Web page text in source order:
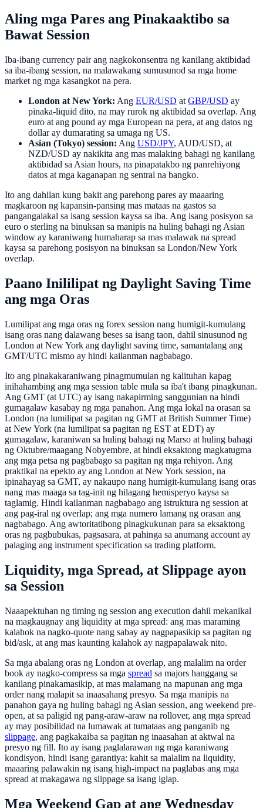
Aling mga Pares ang Pinakaaktibo sa
Bawat Session
Iba-ibang currency pair ang nagkokonsentra ng kanilang aktibidad
sa iba-ibang session, na malawakang sumusunod sa mga home
market ng mga kasangkot na pera.
London at New York: Ang EUR/USD at GBP/USD ay
pinaka-liquid dito, na may rurok ng aktibidad sa overlap. Ang
euro at ang pound ay mga European na pera, at ang datos ng
dollar ay dumarating sa umaga ng US.
Asian (Tokyo) session: Ang USD/JPY, AUD/USD, at
NZD/USD ay nakikita ang mas malaking bahagi ng kanilang
aktibidad sa Asian hours, na pinapatakbo ng panrehiyong
datos at mga kaganapan ng sentral na bangko.
Ito ang dahilan kung bakit ang parehong pares ay maaaring
magkaroon ng kapansin-pansing mas mataas na gastos sa
pangangalakal sa isang session kaysa sa iba. Ang isang posisyon sa
euro o sterling na binuksan sa manipis na huling bahagi ng Asian
window ay karaniwang humaharap sa mas malawak na spread
kaysa sa parehong posisyon na binuksan sa London/New York
overlap.
Paano Inililipat ng Daylight Saving Time
ang mga Oras
Lumilipat ang mga oras ng forex session nang humigit-kumulang
isang oras nang dalawang beses sa isang taon, dahil sinusunod ng
London at New York ang daylight saving time, samantalang ang
GMT/UTC mismo ay hindi kailanman nagbabago.
Ito ang pinakakaraniwang pinagmumulan ng kalituhan kapag
inihahambing ang mga session table mula sa iba't ibang pinagkunan.
Ang GMT (at UTC) ay isang nakapirming sanggunian na hindi
gumagalaw kasabay ng mga panahon. Ang mga lokal na orasan sa
London (na lumilipat sa pagitan ng GMT at British Summer Time)
at New York (na lumilipat sa pagitan ng EST at EDT) ay
gumagalaw, karaniwan sa huling bahagi ng Marso at huling bahagi
ng Oktubre/maagang Nobyembre, at hindi eksaktong magkatugma
ang mga petsa ng pagbabago sa pagitan ng mga rehiyon. Ang
praktikal na epekto ay ang London at New York session, na
ipinahayag sa GMT, ay nakaupo nang humigit-kumulang isang oras
nang mas maaga sa tag-init ng hilagang hemisperyo kaysa sa
taglamig. Hindi kailanman nagbabago ang istruktura ng session at
ang pag-iral ng overlap; ang mga numero lamang ng orasan ang
nagbabago. Ang awtoritatibong pinagkukunan para sa eksaktong
oras ng pagbubukas, pagsasara, at pahinga sa anumang account ay
palaging ang instrument specification sa trading platform.
Liquidity, mga Spread, at Slippage ayon
sa Session
Naaapektuhan ng timing ng session ang execution dahil mekanikal
na magkaugnay ang liquidity at mga spread: ang mas maraming
kalahok na nagko-quote nang sabay ay nagpapasikip sa pagitan ng
bid/ask, at ang mas kaunting kalahok ay nagpapalawak nito.
Sa mga abalang oras ng London at overlap, ang malalim na order
book ay nagko-compress sa mga spread sa majors hanggang sa
kanilang pinakamasikip, at mas malamang na mapunan ang mga
order nang malapit sa inaasahang presyo. Sa mga manipis na
panahon gaya ng huling bahagi ng Asian session, ang weekend pre-
open, at sa paligid ng pang-araw-araw na rollover, ang mga spread
ay may posibilidad na lumawak at tumataas ang panganib ng
slippage, ang pagkakaiba sa pagitan ng inaasahan at aktwal na
presyo ng fill. Ito ay isang paglalarawan ng mga karaniwang
kondisyon, hindi isang garantiya: kahit sa malalim na liquidity,
maaaring palawakin ng isang high-impact na paglabas ang mga
spread at makagawa ng slippage sa isang iglap.
Mga Weekend Gap at ang Wednesday